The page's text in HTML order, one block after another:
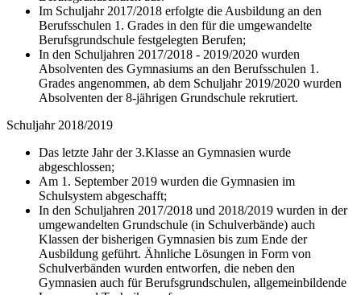
Im Schuljahr 2017/2018 erfolgte die Ausbildung an den
Berufsschulen 1. Grades in den für die umgewandelte
Berufsgrundschule festgelegten Berufen;
In den Schuljahren 2017/2018 - 2019/2020 wurden
Absolventen des Gymnasiums an den Berufsschulen 1.
Grades angenommen, ab dem Schuljahr 2019/2020 wurden
Absolventen der 8-jährigen Grundschule rekrutiert.
Schuljahr 2018/2019
Das letzte Jahr der 3.Klasse an Gymnasien wurde
abgeschlossen;
Am 1. September 2019 wurden die Gymnasien im
Schulsystem abgeschafft;
In den Schuljahren 2017/2018 und 2018/2019 wurden in der
umgewandelten Grundschule (in Schulverbände) auch
Klassen der bisherigen Gymnasien bis zum Ende der
Ausbildung geführt. Ähnliche Lösungen in Form von
Schulverbänden wurden entworfen, die neben den
Gymnasien auch für Berufsgrundschulen, allgemeinbildende